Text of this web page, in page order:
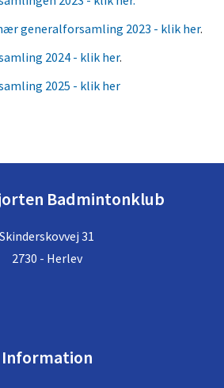
generalforsamling 2023 - klik her.
2024 - klik her.
2025 - klik her
Badmintonklub
Skinderskovvej 31
2730 - Herlev
Information